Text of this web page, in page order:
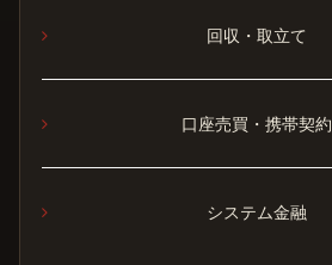
回収・取立て
口座売買・携帯契約
システム金融